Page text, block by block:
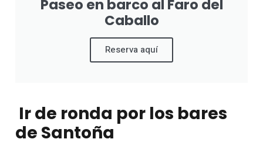
Paseo en barco al Faro del
Caballo
Reserva aquí
Ir de ronda por los bares
de Santoña